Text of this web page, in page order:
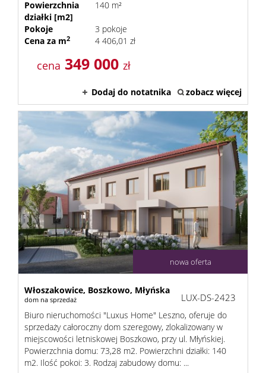
Powierzchnia
działki [m2]
140 m²
Pokoje
3 pokoje
Cena za m2 4 406,01 zł
cena 349 000 zł
Dodaj do notatnika zobacz więcej
nowa oferta
Włoszakowice, Boszkowo, Młyńska
dom na sprzedaż LUX-DS-2423
Biuro nieruchomości "Luxus Home" Leszno, oferuje do
sprzedaży całoroczny dom szeregowy, zlokalizowany w
miejscowości letniskowej Boszkowo, przy ul. Młyńskiej.
Powierzchnia domu: 73,28 m2. Powierzchni działki: 140
m2. Ilość pokoi: 3. Rodzaj zabudowy domu: ...